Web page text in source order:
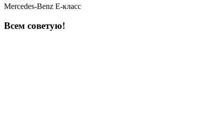
Mercedes-Benz E-класс
Всем советую!